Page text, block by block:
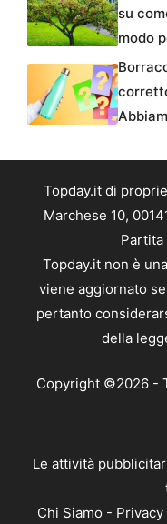
su
modo
Topday.it di
Marchese 10,
Partita
Topday.it non è
viene aggiornato
pertanto
della
Copyright ©2026 -
Le attività
Chi Siamo -